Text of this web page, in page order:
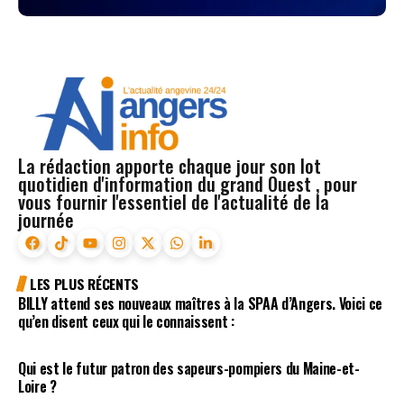
La rédaction apporte chaque jour son lot
quotidien d'information du grand Ouest , pour
vous fournir l'essentiel de l'actualité de la
journée
LES PLUS RÉCENTS
BILLY attend ses nouveaux maîtres à la SPAA d’Angers. Voici ce
qu’en disent ceux qui le connaissent :
Qui est le futur patron des sapeurs-pompiers du Maine-et-
Loire ?